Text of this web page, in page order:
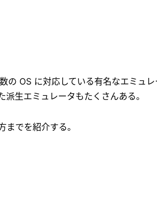
OS に対応している有名なエミュ
生エミュレータもたくさんある。
までを紹介する。